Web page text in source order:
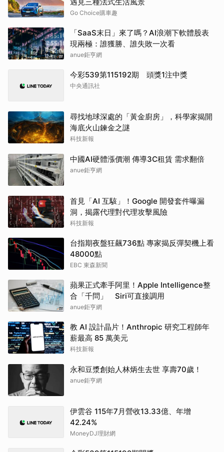
Go Choice購車趣
「SaaS末日」來了嗎？AI浪潮下軟體股表
現兩極：誰獲勝、誰失敗一次看
anue鉅亨網
今彩539第115192期 頭獎1注中獎
中央通訊社
尋找地球深處的「黃金廚房」，科學家揭開
海底火山鍊金之謎
科技新報
中國AI硬體漲價潮 傳導3C租賃 需求翻倍
anue鉅亨網
首見「AI 互駭」！Google 開發套件曝漏
洞，揭露代理對代理攻擊風險
科技新報
台指期夜盤狂飆736點 專家揭反彈契機上看
48000點
EBC 東森新聞
蘋果正式牽手阿里！Apple Intelligence整
合「千問」 Siri可直接調用
anue鉅亨網
教 AI 設計晶片！Anthropic 研究工程師年
薪最高 85 萬美元
科技新報
永和豆漿創始人林炳生去世 享壽70歲！
anue鉅亨網
伊雲谷 115年7月營收13.33億、年增
42.24%
MoneyDJ理財網